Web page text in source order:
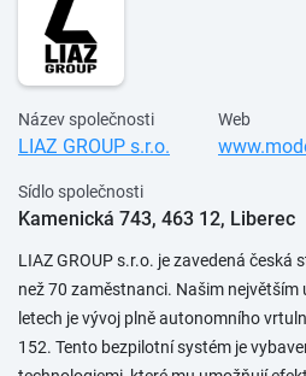
Název společnosti
LIAZ GROUP s.r.o.
Web
Sídlo společnosti
Kamenická 743, 463 12, Liberec
LIAZ GROUP s.r.o. je zavedená
než 70 zaměstnanci. Našim největším
letech je vývoj plně autonomního
152. Tento bezpilotní systém je